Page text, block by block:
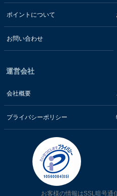
ポイントについて
お問い合わせ
運営会社
会社概要
プライバシーポリシー
お客様の情報はSSL暗号通